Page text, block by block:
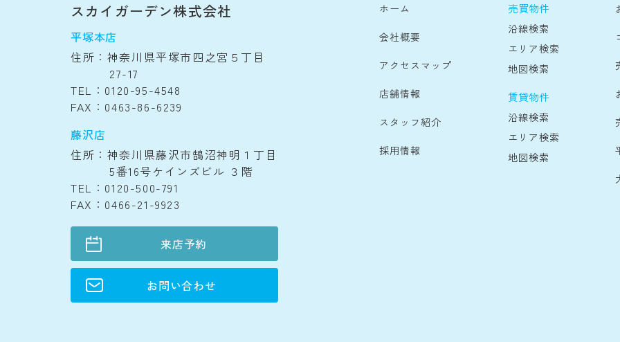
スカイガーデン株式会社
平塚本店
住所：神奈川県平塚市四之宮５丁目
27-17
TEL：0120-95-4548
FAX：0463-86-6239
藤沢店
住所：神奈川県藤沢市鵠沼神明１丁目
5番16号ケインズビル ３階
TEL：0120-500-791
FAX：0466-21-9923
来店予約
お問い合わせ
ホーム
会社概要
アクセスマップ
店舗情報
スタッフ紹介
採用情報
売買物件
沿線検索
エリア検索
地図検索
賃貸物件
沿線検索
エリア検索
地図検索